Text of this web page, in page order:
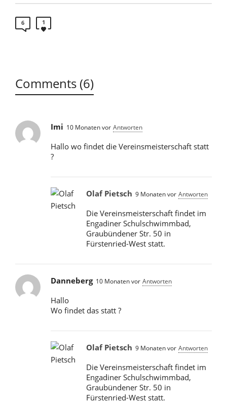
6 1
Comments (6)
Imi 10 Monaten vor Antworten
Hallo wo findet die Vereinsmeisterschaft statt
?
Olaf Pietsch 9 Monaten vor Antworten
Die Vereinsmeisterschaft findet im
Engadiner Schulschwimmbad,
Graubündener Str. 50 in
Fürstenried-West statt.
Danneberg 10 Monaten vor Antworten
Hallo
Wo findet das statt ?
Olaf Pietsch 9 Monaten vor Antworten
Die Vereinsmeisterschaft findet im
Engadiner Schulschwimmbad,
Graubündener Str. 50 in
Fürstenried-West statt.